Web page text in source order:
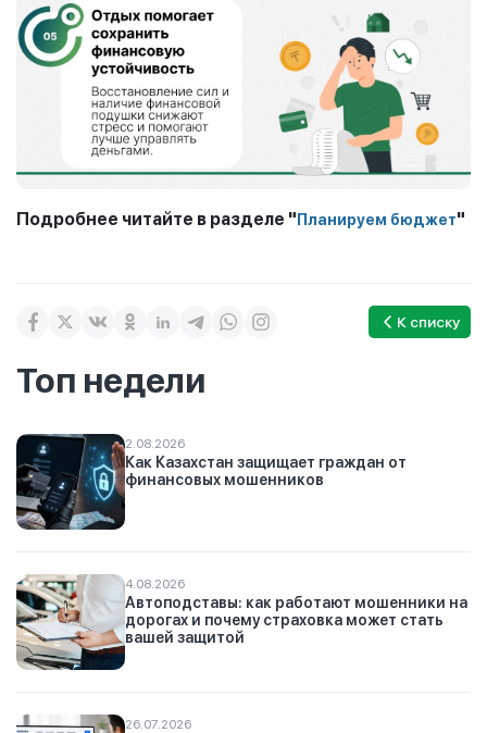
Подробнее читайте в разделе " Планируем бюджет"
К списку
Топ недели
2.08.2026
Как Казахстан защищает граждан от
финансовых мошенников
4.08.2026
Автоподставы: как работают мошенники на
дорогах и почему страховка может стать
вашей защитой
26.07.2026